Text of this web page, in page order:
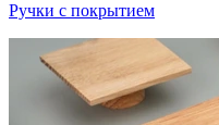
Ручки с покрытием